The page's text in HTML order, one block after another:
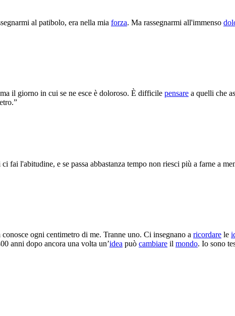
al patibolo, era nella mia forza. Ma rassegnarmi all'immenso
il giorno in cui se ne esce è doloroso. È difficile pensare a quelli che
fai l'abitudine, e se passa abbastanza tempo non riesci più a farne a
ogni centimetro di me. Tranne uno. Ci insegnano a ricordare le
anni dopo ancora una volta un’idea può cambiare il mondo. Io sono